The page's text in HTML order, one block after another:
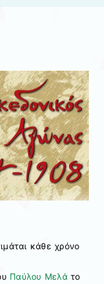
κάθε χρόνο
Παύλου Μελά το